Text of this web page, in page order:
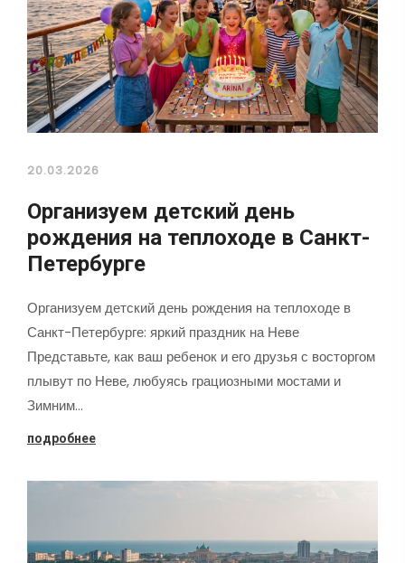
20.03.2026
Организуем детский день
рождения на теплоходе в Санкт-
Петербурге
Организуем детский день рождения на теплоходе в
Санкт-Петербурге: яркий праздник на Неве
Представьте, как ваш ребенок и его друзья с восторгом
плывут по Неве, любуясь грациозными мостами и
Зимним…
подробнее